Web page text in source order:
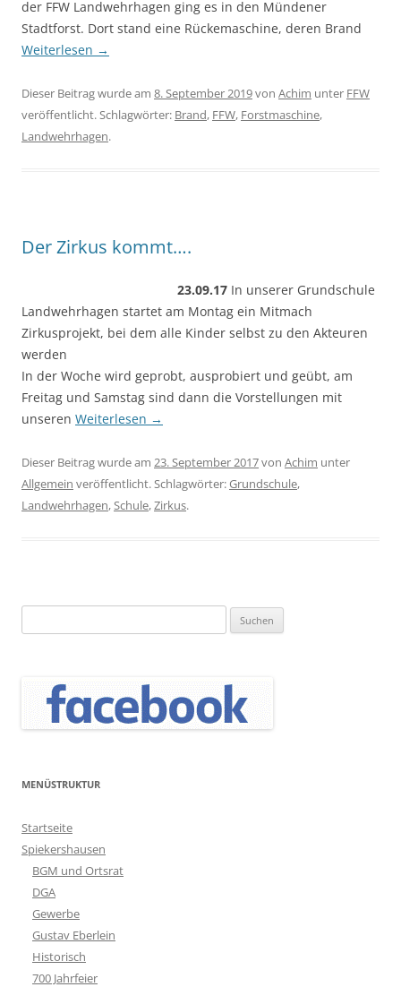
der FFW Landwehrhagen ging es in den Mündener
Stadtforst. Dort stand eine Rückemaschine, deren Brand
Weiterlesen →
Dieser Beitrag wurde am 8. September 2019von Achim unter FFW
veröffentlicht. Schlagwörter: Brand, FFW, Forstmaschine,
Landwehrhagen.
Der Zirkus kommt….
23.09.17 In unserer Grundschule
Landwehrhagen startet am Montag ein Mitmach
Zirkusprojekt, bei dem alle Kinder selbst zu den Akteuren
werden
In der Woche wird geprobt, ausprobiert und geübt, am
Freitag und Samstag sind dann die Vorstellungen mit
unseren Weiterlesen →
Dieser Beitrag wurde am 23. September 2017von Achim unter
Allgemein veröffentlicht. Schlagwörter:Grundschule,
Landwehrhagen,Schule,Zirkus.
nach:
MENÜSTRUKTUR
Startseite
Spiekershausen
BGM und Ortsrat
DGA
Gewerbe
Gustav Eberlein
Historisch
700 Jahrfeier